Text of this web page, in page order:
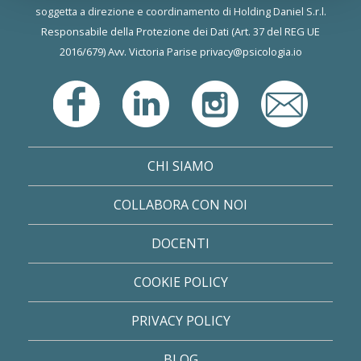
soggetta a direzione e coordinamento di Holding Daniel S.r.l.
Responsabile della Protezione dei Dati (Art. 37 del REG UE
2016/679) Avv. Victoria Parise privacy@psicologia.io
CHI SIAMO
COLLABORA CON NOI
DOCENTI
COOKIE POLICY
PRIVACY POLICY